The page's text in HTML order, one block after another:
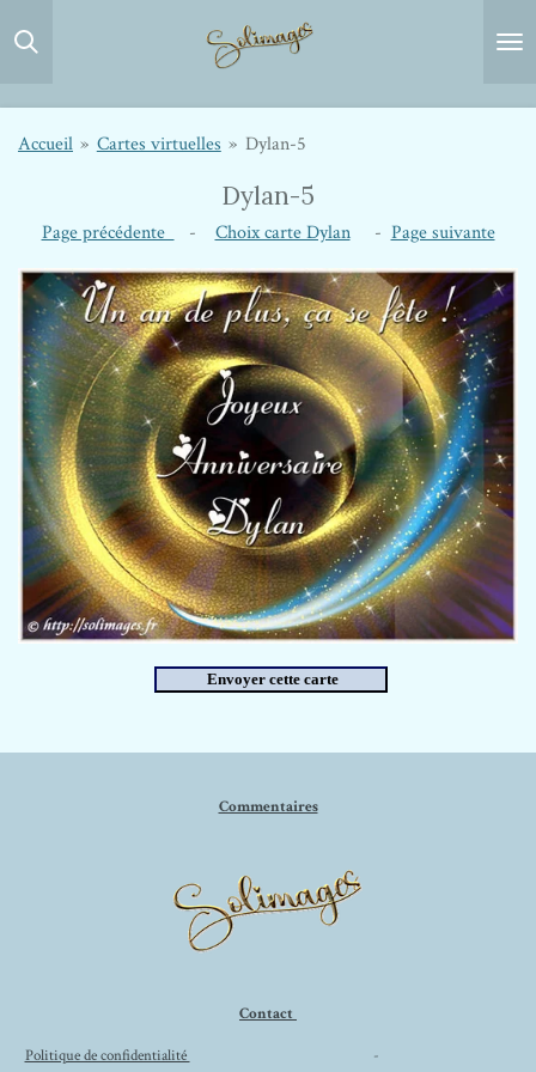
Passer
Accueil » Cartes virtuelles » Dylan-5
Dylan-5
Page précédente - Choix carte Dylan- Page suivante
Commentaires
Contact
Politique de confidentialité -